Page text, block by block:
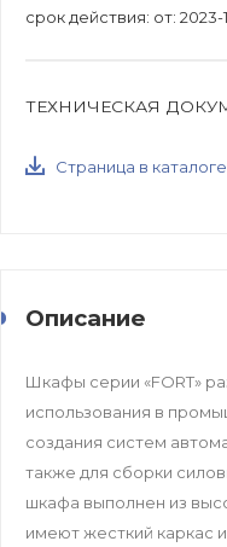
срок действия: от: 2023-
ТЕХНИЧЕСКАЯ
Страница в каталоге
Описание
Шкафы серии «FORT»
использования в
создания систем
также для сборки
шкафа выполнен из
имеют жесткий каркас